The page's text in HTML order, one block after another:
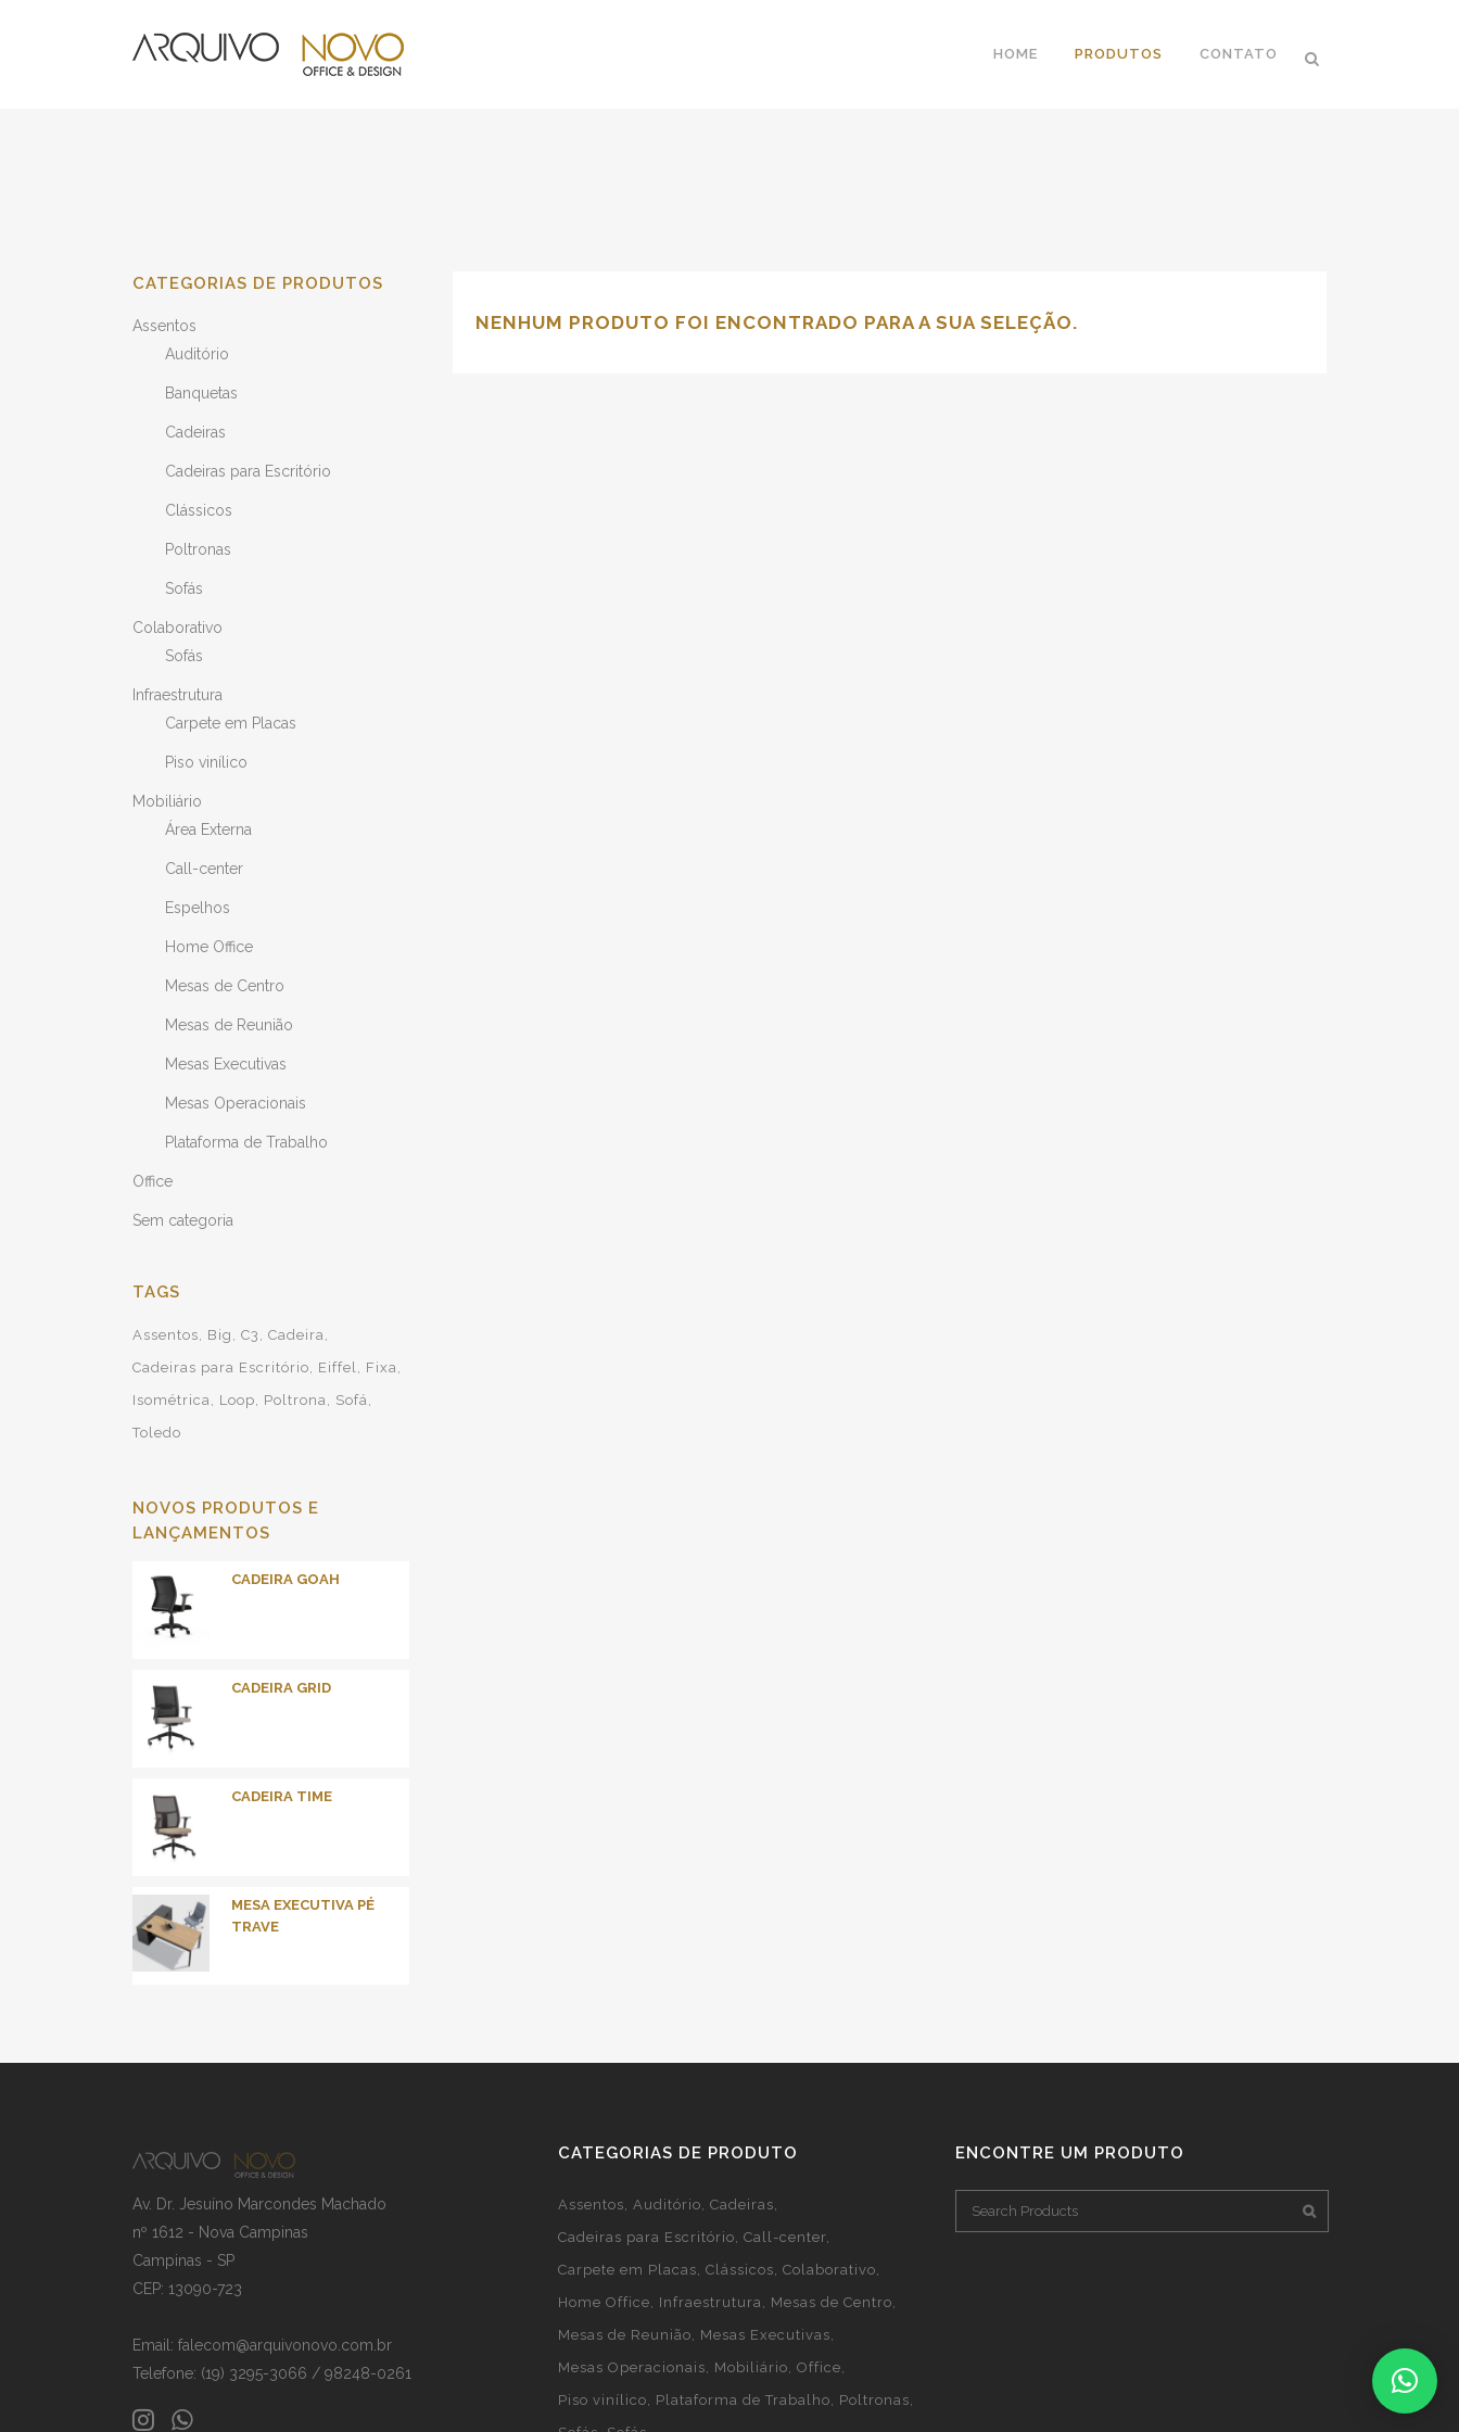
HOME PRODUTOS CONTATO
CATEGORIAS DE PRODUTOS
Assentos
Auditório
Banquetas
Cadeiras
Cadeiras para Escritório
Clássicos
Poltronas
Sofás
Colaborativo
Sofás
Infraestrutura
Carpete em Placas
Piso vinílico
Mobiliário
Área Externa
Call-center
Espelhos
Home Office
Mesas de Centro
Mesas de Reunião
Mesas Executivas
Mesas Operacionais
Plataforma de Trabalho
Office
Sem categoria
TAGS
Assentos Big C3
Cadeira
Cadeiras para Escritório
Eiffel
Fixa
Isométrica
Loop Poltrona
Sofá
Toledo
NOVOS PRODUTOS E
LANÇAMENTOS
CADEIRA GOAH
CADEIRA GRID
CADEIRA TIME
MESA EXECUTIVA PÉ
TRAVE
NENHUM PRODUTO FOI ENCONTRADO PARA A SUA SELEÇÃO.
Av. Dr. Jesuíno Marcondes Machado
nº 1612 - Nova Campinas
Campinas - SP
CEP: 13090-723
Email: falecom@arquivonovo.com.br
Telefone: (19) 3295-3066 / 98248-0261
CATEGORIAS DE PRODUTO
Assentos Auditório Cadeiras
Cadeiras para Escritório Call-center
Carpete em Placas Clássicos Colaborativo
Home Office
Infraestrutura
Mesas de Centro
Mesas de Reunião
Mesas Executivas
Mesas Operacionais
Mobiliário Office
Piso vinílico
Plataforma de Trabalho
Poltronas
ENCONTRE UM PRODUTO